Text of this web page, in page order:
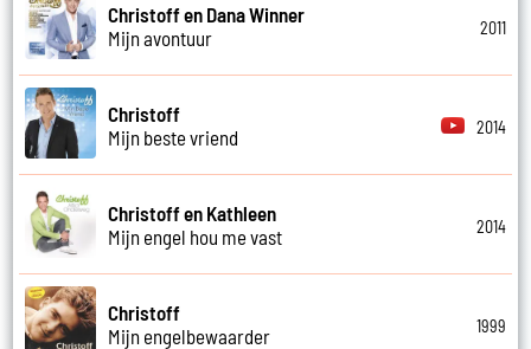
Christoff en Dana Winner
Mijn avontuur
2011
Christoff
Mijn beste vriend
2014
Christoff en Kathleen
Mijn engel hou me vast
2014
Christoff
Mijn engelbewaarder
1999